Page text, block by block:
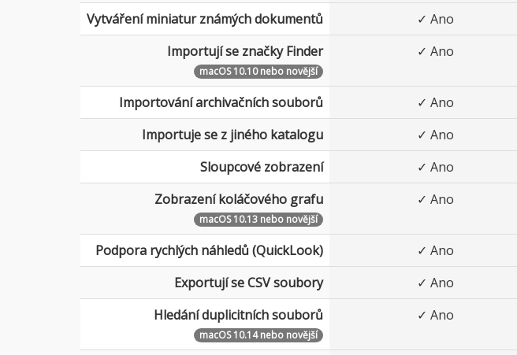
Vytváření miniatur známých dokumentů ✓ Ano
Importují se značky Finder
macOS 10.10 nebo novější
✓ Ano
Importování archivačních souborů ✓ Ano
Importuje se z jiného katalogu
✓ Ano
Sloupcové zobrazení
✓ Ano
Zobrazení koláčového grafu
macOS 10.13 nebo novější
✓ Ano
Podpora rychlých náhledů (QuickLook) ✓ Ano
Exportují se CSV soubory
✓ Ano
Hledání duplicitních souborů
macOS 10.14 nebo novější
✓ Ano